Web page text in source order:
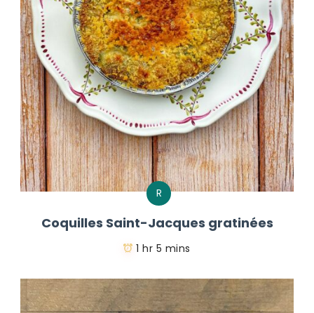
R
Coquilles Saint-Jacques gratinées
1 hr 5 mins